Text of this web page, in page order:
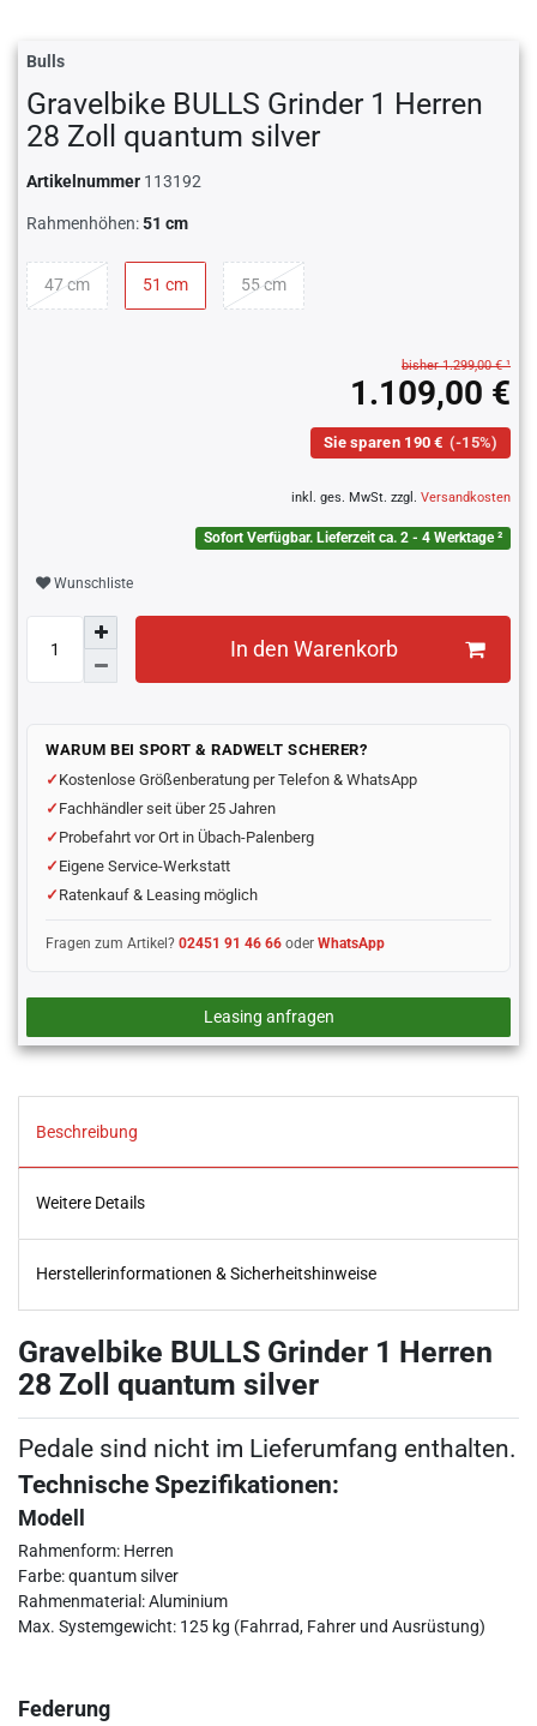
Bulls
Gravelbike BULLS Grinder 1 Herren
28 Zoll quantum silver
Artikelnummer 113192
Rahmenhöhen:51 cm
47 cm 51 cm 55 cm
bisher 1.299,00 € ¹
1.109,00 €
Sie sparen 190 € (-15%)
inkl. ges. MwSt. zzgl. Versandkosten
Sofort Verfügbar. Lieferzeit ca. 2 - 4 Werktage ²
Wunschliste
In den Warenkorb
WARUM BEI SPORT & RADWELT SCHERER?
Kostenlose Größenberatung per Telefon & WhatsApp
Fachhändler seit über 25 Jahren
Probefahrt vor Ort in Übach-Palenberg
Eigene Service-Werkstatt
Ratenkauf & Leasing möglich
Fragen zum Artikel?02451 91 46 66 oderWhatsApp
Leasing anfragen
Beschreibung
Weitere Details
Herstellerinformationen & Sicherheitshinweise
Gravelbike BULLS Grinder 1 Herren
28 Zoll quantum silver
Pedale sind nicht im Lieferumfang enthalten.
Technische Spezifikationen:
Modell
Rahmenform: Herren
Farbe: quantum silver
Rahmenmaterial: Aluminium
Max. Systemgewicht: 125 kg (Fahrrad, Fahrer und Ausrüstung)
Federung